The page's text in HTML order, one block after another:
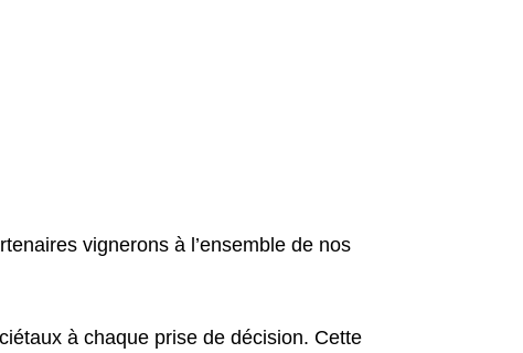
vignerons à l’ensemble de nos
à chaque prise de décision. Cette